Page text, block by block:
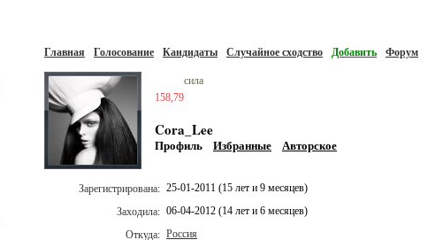
Главная Голосование Кандидаты Случайное сходство Добавить Форум
сила
158,79
Cora_Lee
Профиль Избранные Авторское
Зарегистрирована: 25-01-2011 (15 лет и 9 месяцев)
Заходила: 06-04-2012 (14 лет и 6 месяцев)
Откуда: Россия